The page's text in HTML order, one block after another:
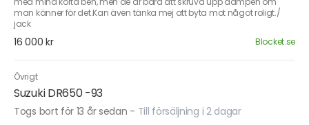
man känner för det.Kan även tänka mej att byta mot något roligt./
jack
16 000 kr Blocket.se
Övrigt
Suzuki DR650 -93
Togs bort för 13 år sedan - Till försäljning i 2 dagar